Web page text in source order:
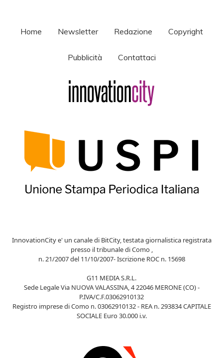
Home Newsletter Redazione Copyright
Pubblicità Contattaci
InnovationCity e' un canale di BitCity, testata giornalistica registrata
presso il tribunale di Como ,
n. 21/2007 del 11/10/2007- Iscrizione ROC n. 15698
G11 MEDIA S.R.L.
Sede Legale Via NUOVA VALASSINA, 4 22046 MERONE (CO) -
P.IVA/C.F.03062910132
Registro imprese di Como n. 03062910132 - REA n. 293834 CAPITALE
SOCIALE Euro 30.000 i.v.